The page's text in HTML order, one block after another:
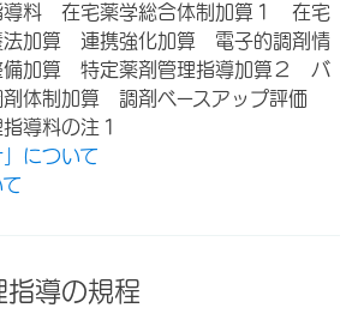
導料 在宅薬学総合体制加算１ 在宅
法加算 連携強化加算 電子的調剤情
備加算 特定薬剤管理指導加算２ バ
剤体制加算 調剤ベースアップ評価
導料の注１
について
指導の規程